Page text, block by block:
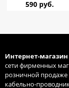
URALight
подсветкой
590 руб.
Интернет-магазин
сети фирменных
розничной продаже
кабельно-